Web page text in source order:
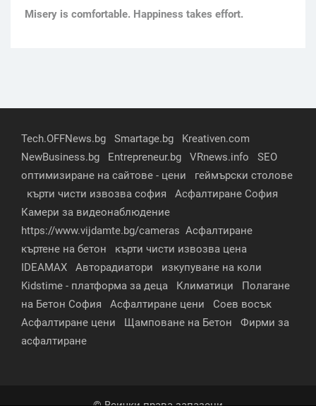
Мisery is comfortable. Happiness takes effort.
Tech.OFFNews.bg Smartage.bg
Kreativen.com
NewBusiness.bg
Entrepreneur.bg VRnews.info
SEO
оптимизиране на сайтове - цени
геймърски столове
кърти чисти извозва софия
Асфалтиране София
Камери за видеонаблюдение
https://www.vijdamte.bg/cameras Асфалтиране
къртене на бетон
кърти чисти извозва цена
IDEAMAX
Авторадиатори
изкупуване на коли
Kidstime - платформа за деца
Климатици
Полагане
на Бетон София
Асфалтиране цени
Соев восък
Асфалтиране цени
Щамповане на Бетон
Фирми за
асфалтиране